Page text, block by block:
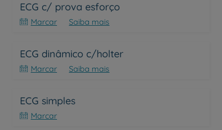
ECG c/ prova esforço
Marcar Saiba mais
ECG dinâmico c/holter
Marcar Saiba mais
ECG simples
Marcar